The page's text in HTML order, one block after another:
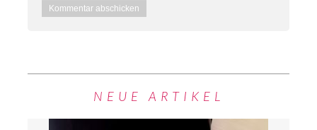
NEUE ARTIKEL